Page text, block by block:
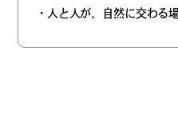
いて行く
・人と人が、自然に交わる